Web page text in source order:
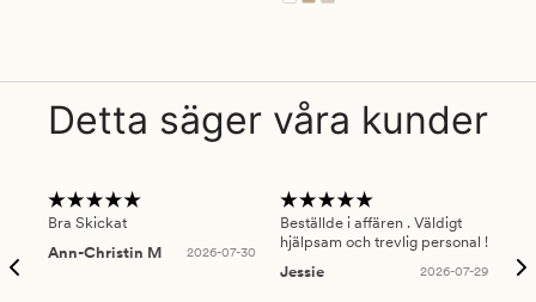
Detta säger våra kunder
Bra Skickat
Ann-Christin M
2026-07-30
Beställde i affären . Väldigt
hjälpsam och trevlig personal !
Jessie
2026-07-29